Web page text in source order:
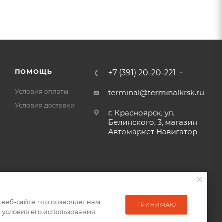
ПОМОЩЬ
Условия оплаты
Условия доставки
+7 (391) 20-20-221
terminal@terminalkrsk.ru
г. Красноярск, ул.
Белинского, 3, магазин
Автомаркет Навигатор
сайте, что позволяет нам
его использования.
ПРИНИМАЮ
сайте, что позволяет нам
его использования.
ПРИНИМАЮ